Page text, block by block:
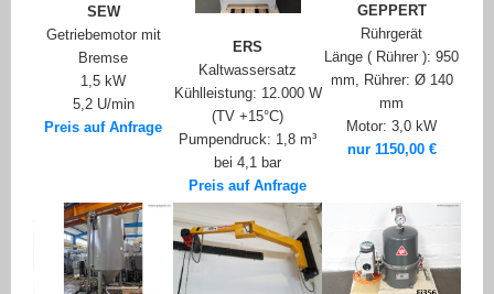
SEW
Getriebemotor mit
Bremse
1,5 kW
5,2 U/min
Preis auf Anfrage
ERS
Kaltwassersatz
Kühlleistung: 12.000 W
(TV +15°C)
Pumpendruck: 1,8 m³
bei 4,1 bar
Preis auf Anfrage
GEPPERT
Rührgerät
Länge ( Rührer ): 950
mm, Rührer: Ø 140
mm
Motor: 3,0 kW
nur 1150,00 €